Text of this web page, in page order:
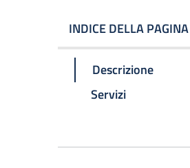
INDICE DELLA PAGINA
Descrizione
Servizi